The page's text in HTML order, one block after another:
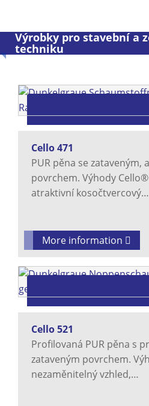
Výrobky pro stavební a
techniku
Cello 471
PUR pěna se zataveným,
povrchem. Výhody
atraktivní kosočtvercový…
More information
Cello 521
Profilovaná PUR pěna s
zataveným povrchem.
nezaměnitelný vzhled,…